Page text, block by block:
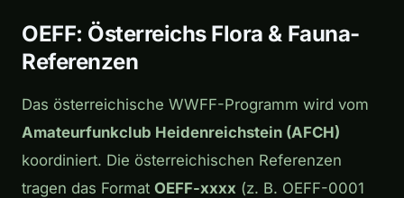
OEFF: Österreichs Flora & Fauna-
Referenzen
Das österreichische WWFF-Programm wird vom
Amateurfunkclub Heidenreichstein (AFCH)
koordiniert. Die österreichischen Referenzen
tragen das Format OEFF-xxxx (z. B. OEFF-0001